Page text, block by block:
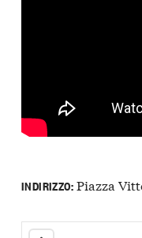
INDIRIZZO:Piazza